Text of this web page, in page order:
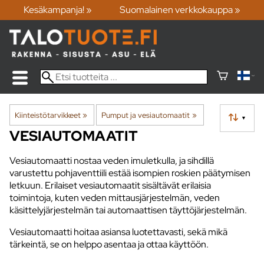
Kesäkampanja! » Suomalainen verkkokauppa »
Kiinteistötarvikkeet‪» Pumput ja vesiautomaatit ‪» ▼
VESIAUTOMAATIT
Vesiautomaatti nostaa veden imuletkulla, ja sihdillä
varustettu pohjaventtiili estää isompien roskien päätymisen
letkuun. Erilaiset vesiautomaatit sisältävät erilaisia
toimintoja, kuten veden mittausjärjestelmän, veden
käsittelyjärjestelmän tai automaattisen täyttöjärjestelmän.
Vesiautomaatti hoitaa asiansa luotettavasti, sekä mikä
tärkeintä, se on helppo asentaa ja ottaa käyttöön.